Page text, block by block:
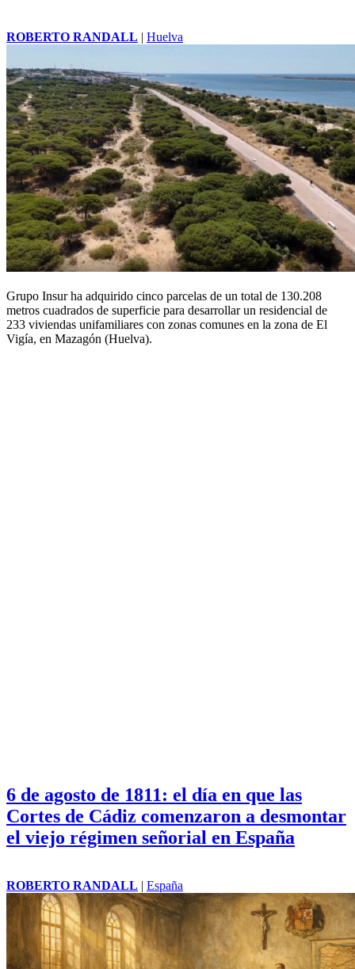
ROBERTO RANDALL | Huelva
Grupo Insur ha adquirido cinco parcelas de un total de 130.208
metros cuadrados de superficie para desarrollar un residencial de
233 viviendas unifamiliares con zonas comunes en la zona de El
Vigía, en Mazagón (Huelva).
6 de agosto de 1811: el día en que las
Cortes de Cádiz comenzaron a desmontar
el viejo régimen señorial en España
ROBERTO RANDALL | España